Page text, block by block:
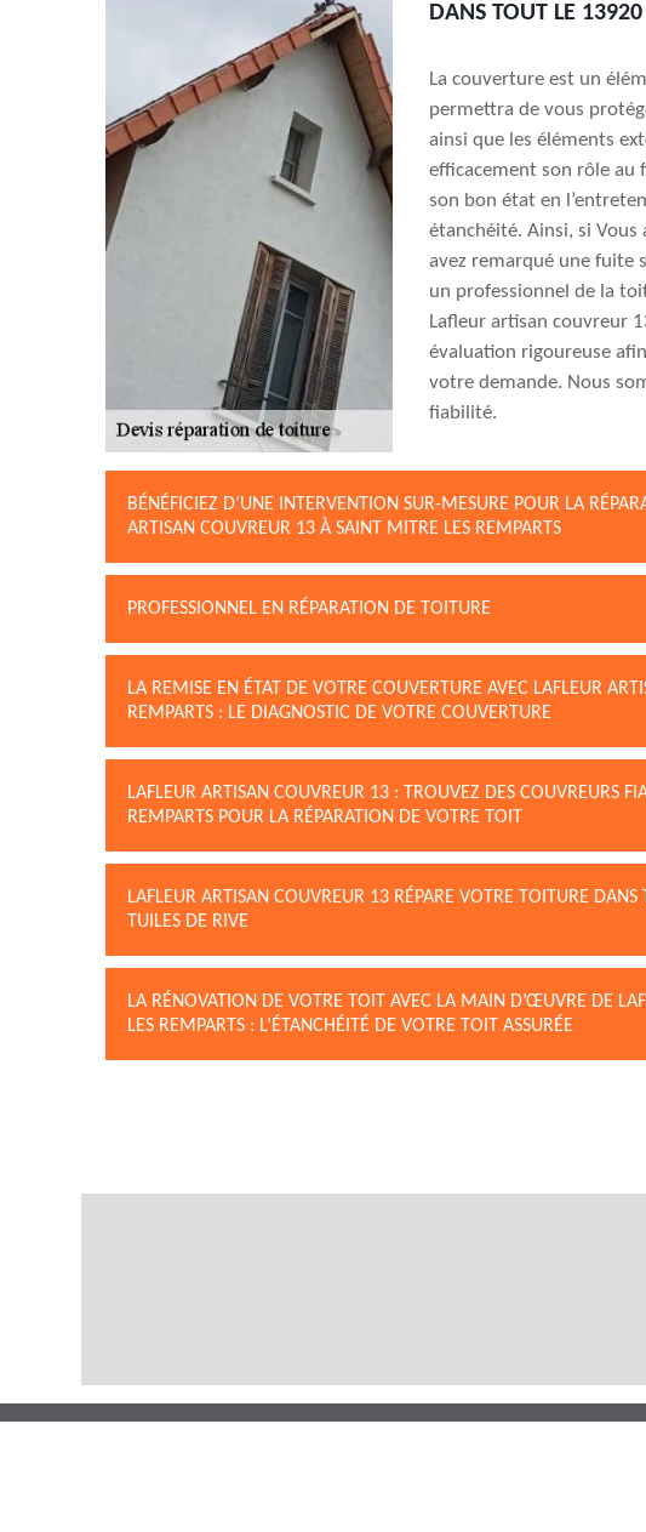
DANS TOUT LE 13920
La couverture est un
permettra de vous
ainsi que les éléments
efficacement son rôle au
son bon état en
étanchéité. Ainsi, si
avez remarqué une fuite
un professionnel de la
Lafleur artisan couvreur
évaluation rigoureuse
votre demande. Nous
fiabilité.
BÉNÉFICIEZ D’UNE INTERVENTION SUR-MESURE POUR LA
ARTISAN COUVREUR 13 À SAINT MITRE LES REMPARTS
PROFESSIONNEL EN RÉPARATION DE TOITURE
LA REMISE EN ÉTAT DE VOTRE COUVERTURE AVEC LAFLEUR
REMPARTS : LE DIAGNOSTIC DE VOTRE COUVERTURE
LAFLEUR ARTISAN COUVREUR 13 : TROUVEZ DES COUVREURS
REMPARTS POUR LA RÉPARATION DE VOTRE TOIT
LAFLEUR ARTISAN COUVREUR 13 RÉPARE VOTRE TOITURE
TUILES DE RIVE
LA RÉNOVATION DE VOTRE TOIT AVEC LA MAIN D’ŒUVRE DE
LES REMPARTS : L’ÉTANCHÉITÉ DE VOTRE TOIT ASSURÉE